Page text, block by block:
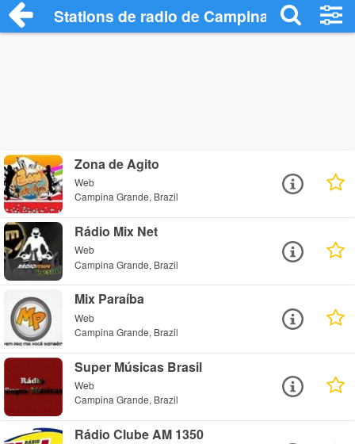
Stations de radio de Campina Grande
Zona de Agito
Web
Campina Grande, Brazil
Rádio Mix Net
Web
Campina Grande, Brazil
Mix Paraíba
Web
Campina Grande, Brazil
Super Músicas Brasil
Web
Campina Grande, Brazil
Rádio Clube AM 1350